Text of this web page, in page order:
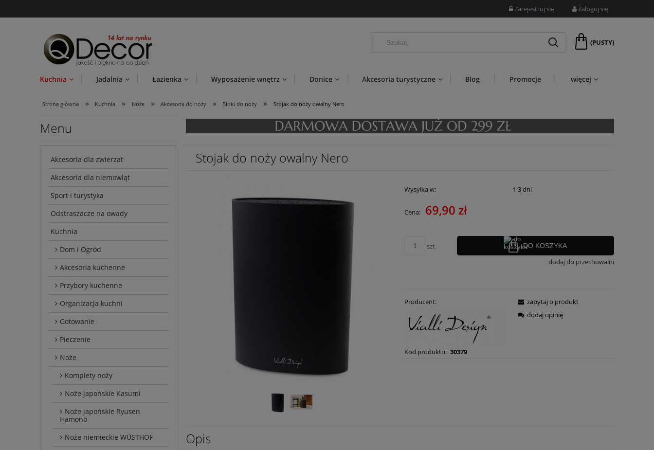
Zarejestruj się Zaloguj się
(PUSTY)
Kuchnia Jadalnia Łazienka Wyposażenie wnętrz Donice Akcesoria turystyczne Blog Promocje więcej
Strona główna » Kuchnia » Noże » Akcesoria do noży » Bloki do noży » Stojak do noży owalny Nero
Menu
Akcesoria dla zwierzat
Akcesoria dla niemowląt
Sport i turystyka
Odstraszacze na owady
Kuchnia
Dom i Ogród
Akcesoria kuchenne
Przybory kuchenne
Organizacja kuchni
Gotowanie
Pieczenie
Noże
Komplety noży
Noże japońskie Kasumi
Noże japońskie Ryusen
Hamono
Noże niemieckie WÜSTHOF
Stojak do noży owalny Nero
Wysyłka w: 1-3 dni
Cena: 69,90 zł
szt. DO KOSZYKA
dodaj do przechowalni
Producent:
Kod produktu: 30379
zapytaj o produkt
dodaj opinię
Opis